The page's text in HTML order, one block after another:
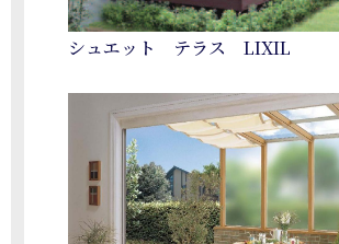
シュエット テラス LIXIL